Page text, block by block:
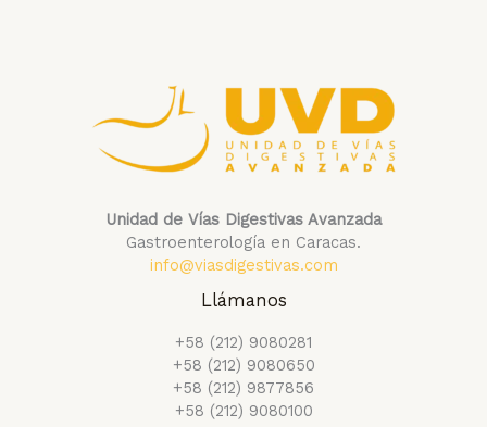
Unidad de Vías Digestivas Avanzada
Gastroenterología en Caracas.
info@viasdigestivas.com
Llámanos
+58 (212) 9080281
+58 (212) 9080650
+58 (212) 9877856
+58 (212) 9080100